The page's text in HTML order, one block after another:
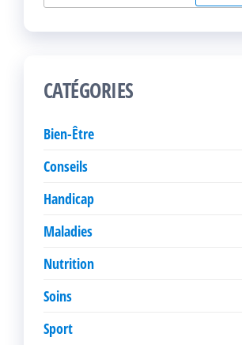
CATÉGORIES
Bien-Être
Conseils
Handicap
Maladies
Nutrition
Soins
Sport